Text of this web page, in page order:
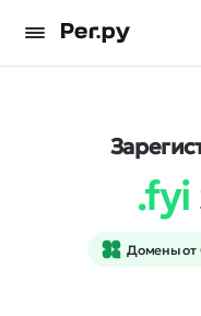
.fyi
Домены от